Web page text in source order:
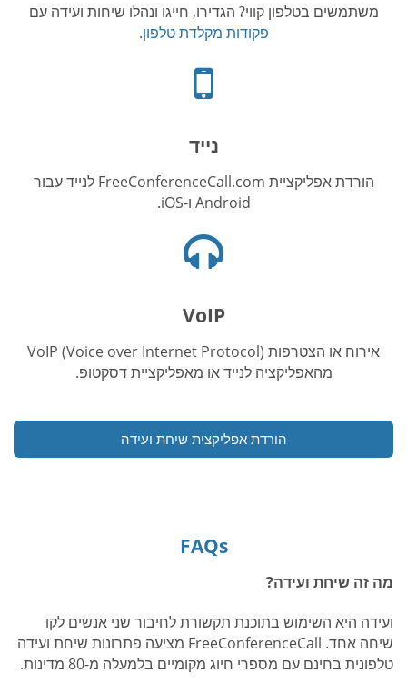
משתמשים בטלפון קווי? הגדירו, חייגו ונהלו שיחות ועידה עם
פקודות מקלדת טלפון.
אייקון
טלפון
נייד
הורדת אפליקציית FreeConferenceCall.com לנייד עבור
Android ו-iOS.
אוזניות
VoIP
אירוח או הצטרפות VoIP (Voice over Internet Protocol)
מהאפליקציה לנייד או מאפליקציית דסקטופ.
הורדת אפליקצית שיחת ועידה
FAQs
מה זה שיחת ועידה?
ועידה היא השימוש בתוכנת תקשורת לחיבור שני אנשים לקו
שיחה אחד. FreeConferenceCall מציעה פתרונות שיחת ועידה
טלפונית בחינם עם מספרי חיוג מקומיים בלמעלה מ-80 מדינות.